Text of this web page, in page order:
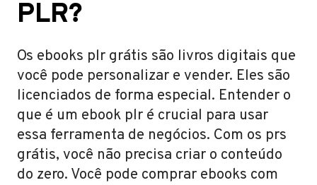
PLR?
Os ebooks plr grátis são livros digitais que
você pode personalizar e vender. Eles são
licenciados de forma especial. Entender o
que é um ebook plr é crucial para usar
essa ferramenta de negócios. Com os prs
grátis, você não precisa criar o conteúdo
do zero. Você pode comprar ebooks com